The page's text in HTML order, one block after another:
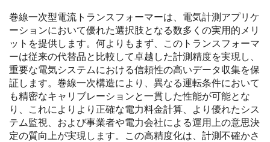
巻線一次型電流トランスフォーマーは、電気計測アプリケ
ーションにおいて優れた選択肢となる数多くの実用的メリ
ットを提供します。何よりもまず、このトランスフォーマ
ーは従来の代替品と比較して卓越した計測精度を実現し、
重要な電気システムにおける信頼性の高いデータ収集を保
証します。巻線一次構造により、異なる運転条件において
も精密なキャリブレーションと一貫した性能が可能とな
り、これによりより正確な電力料金計算、より優れたシス
テム監視、および事業者や電力会社による運用上の意思決
定の質向上が実現します。この高精度化は、計測不確かさ